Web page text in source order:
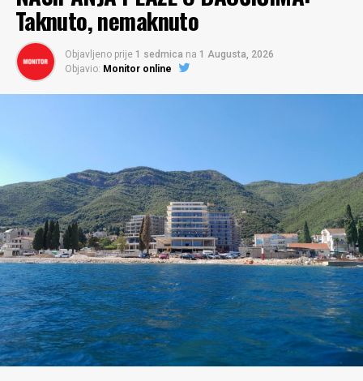
Taknuto, nemaknuto
Objavljeno prije 1 sedmica na 1 Augusta, 2026
Objavio: Monitor online